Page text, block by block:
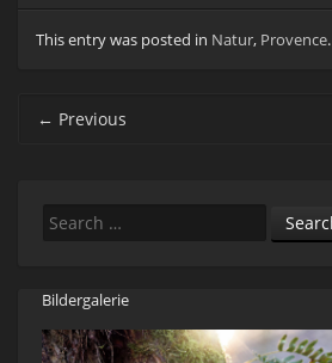
This entry was posted in Natur, Provence.
Post navigation
← Previous
Search
Bildergalerie